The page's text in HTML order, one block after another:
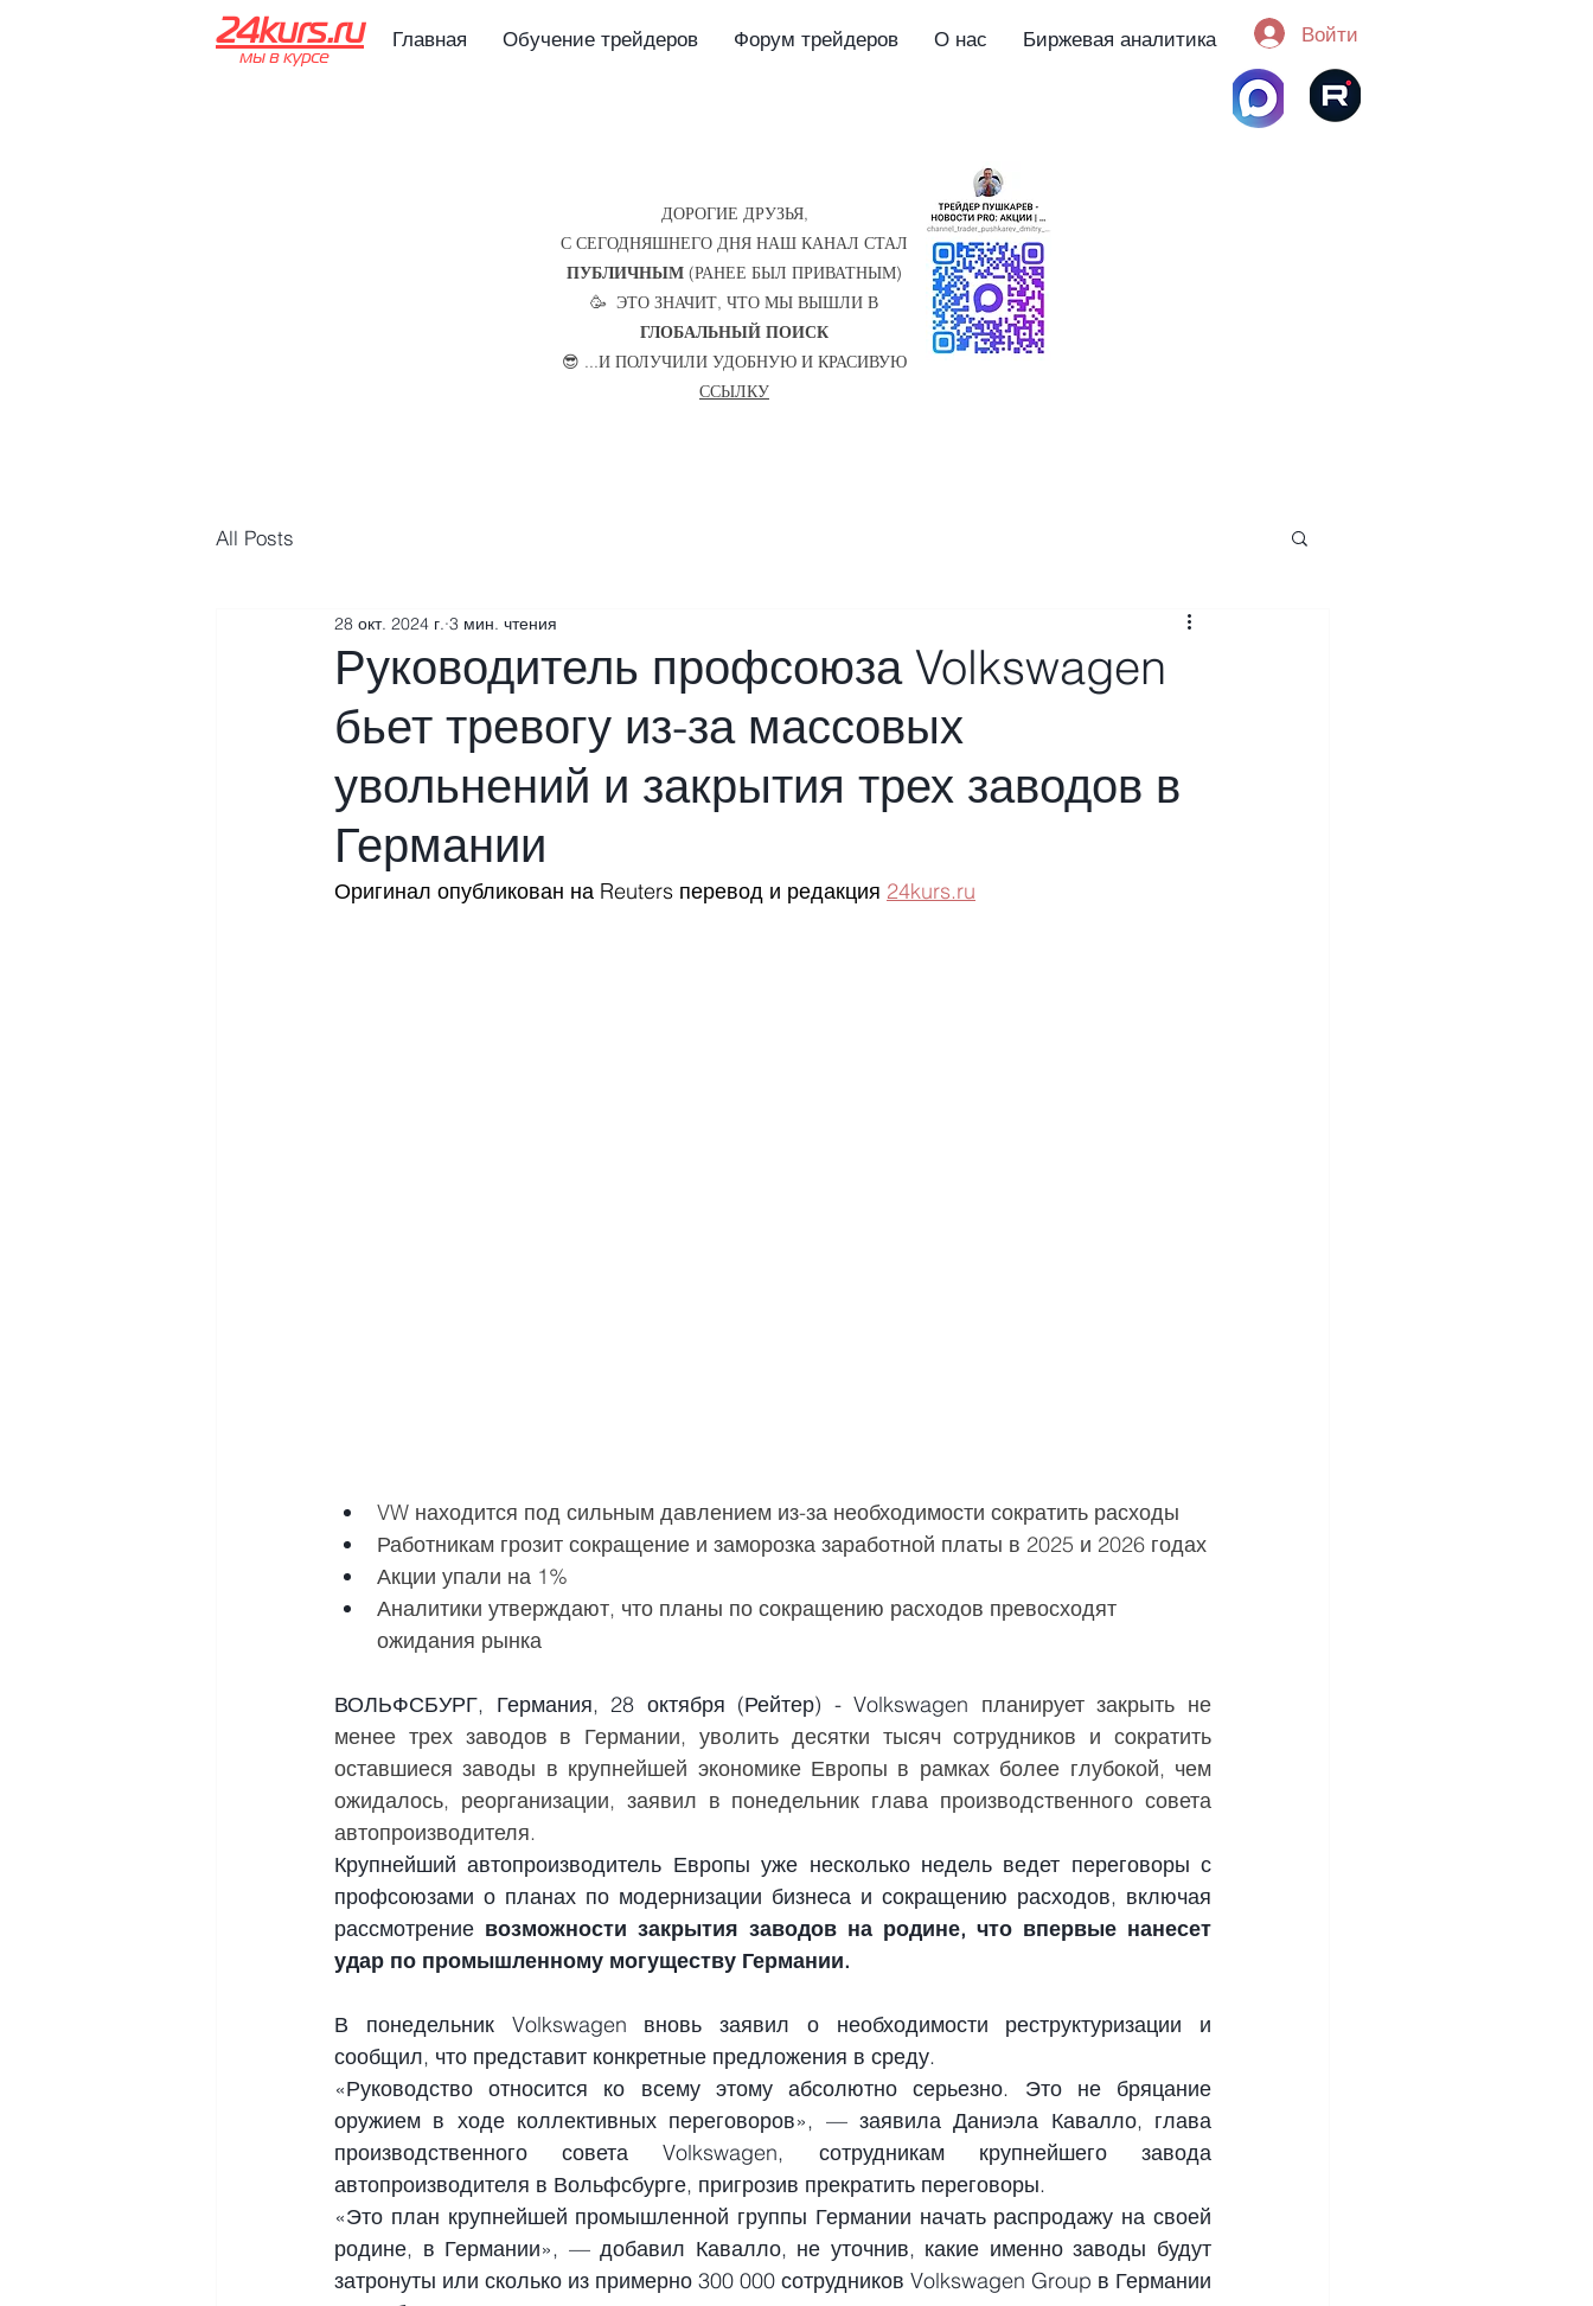
24kurs.ru
мы в курсе
Главная Обучение трейдеров Форум трейдеров О нас Биржевая аналитика Войти
ДОРОГИЕ ДРУЗЬЯ,
С СЕГОДНЯШНЕГО ДНЯ НАШ КАНАЛ СТАЛ
ПУБЛИЧНЫМ (РАНЕЕ БЫЛ ПРИВАТНЫМ)
🥳 ЭТО ЗНАЧИТ, ЧТО МЫ ВЫШЛИ В
ГЛОБАЛЬНЫЙ ПОИСК
😎 ...И ПОЛУЧИЛИ УДОБНУЮ И КРАСИВУЮ
ССЫЛКУ
All Posts
Руководитель профсоюза Volkswagen
бьет тревогу из-за массовых
увольнений и закрытия трех заводов в
Германии
28 окт. 2024 г. 3 мин. чтения
Оригинал опубликован на Reuters перевод и редакция 24kurs.ru
VW находится под сильным давлением из-за необходимости сократить расходы
Работникам грозит сокращение и заморозка заработной платы в 2025 и 2026 годах
Акции упали на 1%
Аналитики утверждают, что планы по сокращению расходов превосходят
ожидания рынка
ВОЛЬФСБУРГ, Германия, 28 октября (Рейтер) - Volkswagen планирует закрыть не
менее трех заводов в Германии, уволить десятки тысяч сотрудников и сократить
оставшиеся заводы в крупнейшей экономике Европы в рамках более глубокой, чем
ожидалось, реорганизации, заявил в понедельник глава производственного совета
автопроизводителя.
Крупнейший автопроизводитель Европы уже несколько недель ведет переговоры с
профсоюзами о планах по модернизации бизнеса и сокращению расходов, включая
рассмотрение возможности закрытия заводов на родине, что впервые нанесет
удар по промышленному могуществу Германии.
В понедельник Volkswagen вновь заявил о необходимости реструктуризации и
сообщил, что представит конкретные предложения в среду.
«Руководство относится ко всему этому абсолютно серьезно. Это не бряцание
оружием в ходе коллективных переговоров», — заявила Даниэла Кавалло, глава
производственного совета Volkswagen, сотрудникам крупнейшего завода
автопроизводителя в Вольфсбурге, пригрозив прекратить переговоры.
«Это план крупнейшей промышленной группы Германии начать распродажу на своей
родине, в Германии», — добавил Кавалло, не уточнив, какие именно заводы будут
затронуты или сколько из примерно 300 000 сотрудников Volkswagen Group в Германии